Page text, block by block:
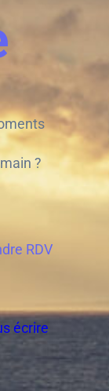
?
RDV
écrire